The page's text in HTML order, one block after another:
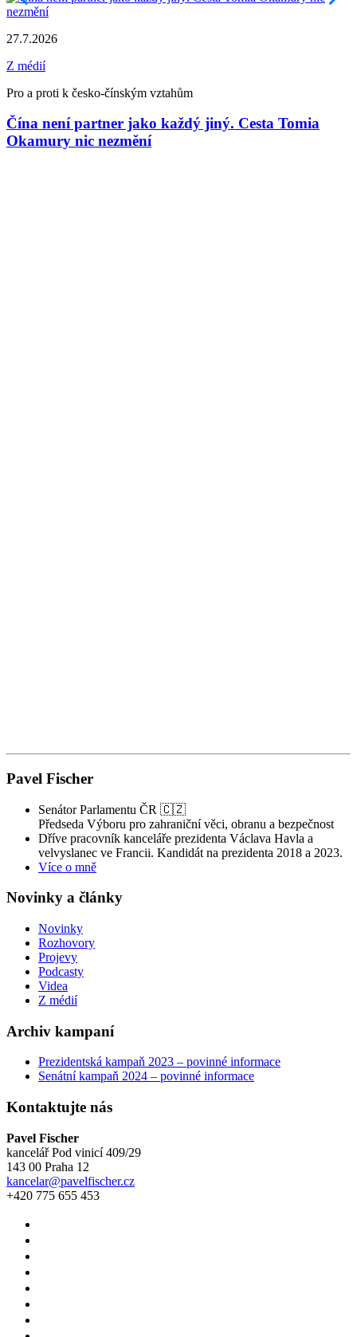
27.7.2026
Z médií
Pro a proti k česko-čínským vztahům
Čína není partner jako každý jiný. Cesta Tomia
Okamury nic nezmění
Pavel Fischer
Senátor Parlamentu ČR 🇨🇿
Předseda Výboru pro zahraniční věci, obranu a bezpečnost
Dříve pracovník kanceláře prezidenta Václava Havla a
velvyslanec ve Francii. Kandidát na prezidenta 2018 a 2023.
Více o mně
Novinky a články
Novinky
Rozhovory
Projevy
Podcasty
Videa
Z médií
Archiv kampaní
Prezidentská kampaň 2023 – povinné informace
Senátní kampaň 2024 – povinné informace
Kontaktujte nás
Pavel Fischer
kancelář Pod vinicí 409/29
143 00 Praha 12
kancelar@pavelfischer.cz
+420 775 655 453